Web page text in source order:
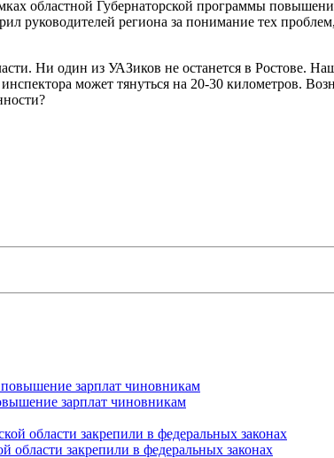
областной Губернаторской программы
руководителей региона за понимание тех
Ни один из УАЗиков не останется в Ростове.
может тянуться на 20-30 километров.
зарплат чиновникам
области закрепили в федеральных законах